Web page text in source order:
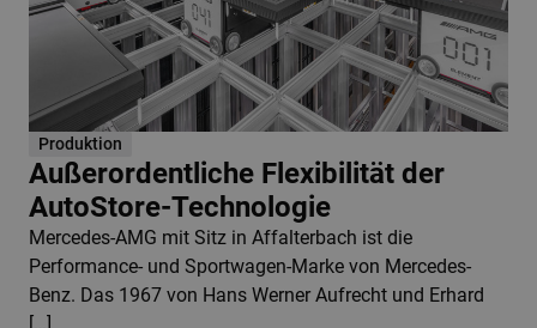
Produktion
Außerordentliche Flexibilität der
AutoStore-Technologie
Mercedes-AMG mit Sitz in Affalterbach ist die
Performance- und Sportwagen-Marke von Mercedes-
Benz. Das 1967 von Hans Werner Aufrecht und Erhard